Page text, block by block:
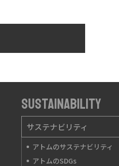
SUSTAINABILITY
サステナビリティ
アトムのサステナビリティ
アトムのSDGs